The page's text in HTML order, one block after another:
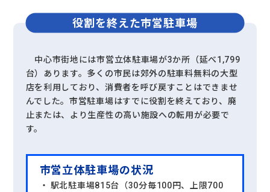
役割を終えた市営駐車場
中心市街地には市営立体駐車場が3か所（延べ1,799
台）あります。多くの市民は郊外の駐車料無料の大型
店を利用しており、消費者を呼び戻すことはできませ
んでした。市営駐車場はすでに役割を終えており、廃
止または、より生産性の高い施設への転用が必要で
す。
市営立体駐車場の状況
駅北駐車場815台（30分毎100円、上限700